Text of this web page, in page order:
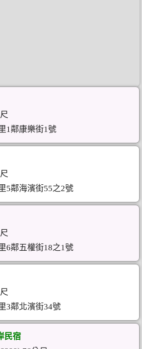
1鄰康樂街1號
5鄰海濱街55之2號
6鄰五權街18之1號
3鄰北濱街34號
民宿